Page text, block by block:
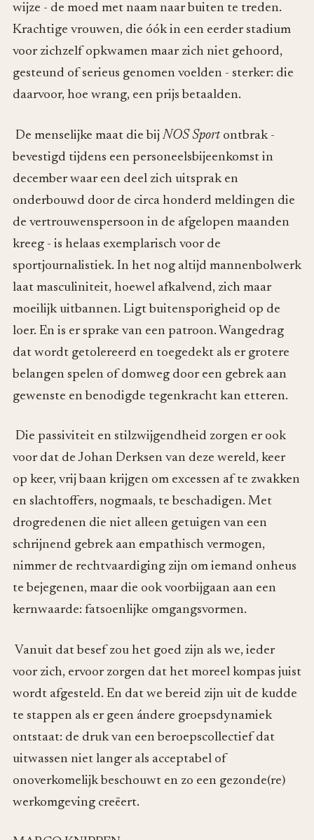
wijze - de moed met naam naar buiten te treden.
Krachtige vrouwen, die óók in een eerder stadium
voor zichzelf opkwamen maar zich niet gehoord,
gesteund of serieus genomen voelden - sterker: die
daarvoor, hoe wrang, een prijs betaalden.
De menselijke maat die bij NOS Sport ontbrak -
bevestigd tijdens een personeelsbijeenkomst in
december waar een deel zich uitsprak en
onderbouwd door de circa honderd meldingen die
de vertrouwenspersoon in de afgelopen maanden
kreeg - is helaas exemplarisch voor de
sportjournalistiek. In het nog altijd mannenbolwerk
laat masculiniteit, hoewel afkalvend, zich maar
moeilijk uitbannen. Ligt buitensporigheid op de
loer. En is er sprake van een patroon. Wangedrag
dat wordt getolereerd en toegedekt als er grotere
belangen spelen of domweg door een gebrek aan
gewenste en benodigde tegenkracht kan etteren.
Die passiviteit en stilzwijgendheid zorgen er ook
voor dat de Johan Derksen van deze wereld, keer
op keer, vrij baan krijgen om excessen af te zwakken
en slachtoffers, nogmaals, te beschadigen. Met
drogredenen die niet alleen getuigen van een
schrijnend gebrek aan empathisch vermogen,
nimmer de rechtvaardiging zijn om iemand onheus
te bejegenen, maar die ook voorbijgaan aan een
kernwaarde: fatsoenlijke omgangsvormen.
Vanuit dat besef zou het goed zijn als we, ieder
voor zich, ervoor zorgen dat het moreel kompas juist
wordt afgesteld. En dat we bereid zijn uit de kudde
te stappen als er geen ándere groepsdynamiek
ontstaat: de druk van een beroepscollectief dat
uitwassen niet langer als acceptabel of
onoverkomelijk beschouwt en zo een gezonde(re)
werkomgeving creëert.